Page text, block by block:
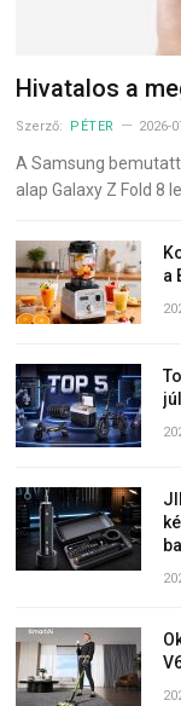
Hivatalos a
Szerző: PÉTER 2026-
A Samsung
alap Galaxy Z Fold 8
a